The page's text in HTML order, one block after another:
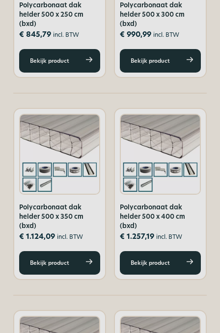
Polycarbonaat dak
helder 500 x 250 cm
(bxd)
€ 845,79 incl. BTW
Bekijk product
Polycarbonaat dak
helder 500 x 300 cm
(bxd)
€ 990,99 incl. BTW
Bekijk product
Polycarbonaat dak
helder 500 x 350 cm
(bxd)
€ 1.124,09 incl. BTW
Bekijk product
Polycarbonaat dak
helder 500 x 400 cm
(bxd)
€ 1.257,19 incl. BTW
Bekijk product